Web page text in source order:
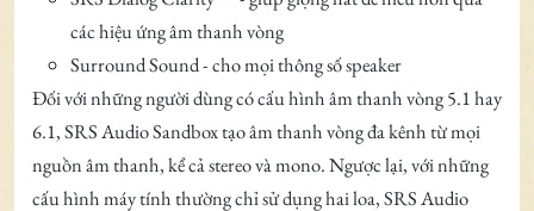
các hiệu ứng âm thanh vòng
Surround Sound - cho mọi thông số speaker
Đối với những người dùng có cấu hình âm thanh vòng 5.1 hay
6.1, SRS Audio Sandbox tạo âm thanh vòng đa kênh từ mọi
nguồn âm thanh, kể cả stereo và mono. Ngược lại, với những
cấu hình máy tính thường chỉ sử dụng hai loa, SRS Audio